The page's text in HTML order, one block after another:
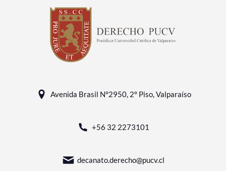
Avenida Brasil N°2950, 2° Piso, Valparaíso
+56 32 2273101
decanato.derecho@pucv.cl